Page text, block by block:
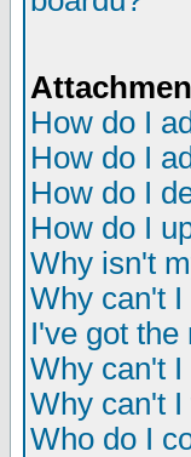
How do I
How do I
How do I
How do I
Why isn't
Why can't
I've got
Why can't
Why can't
Who do I